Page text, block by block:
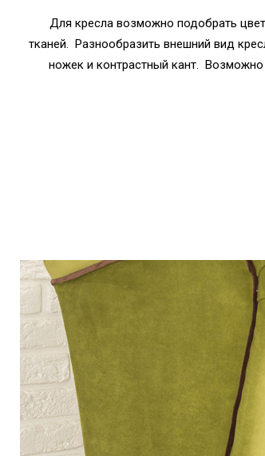
Для кресла возможно подобрать
тканей. Разнообразить внешний вид
ножек и контрастный кант. Возможно